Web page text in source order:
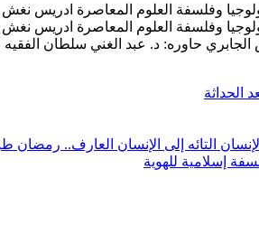
حاوره: د. عبد الغني سلطان الفقيه
الحداثة
التائه إلى الإنسان العارف.. رمضان
إسلامية للهوية